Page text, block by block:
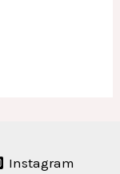
Instagram